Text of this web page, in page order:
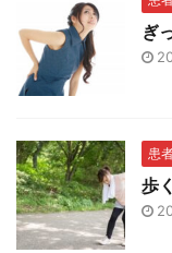
ぎ
患
歩